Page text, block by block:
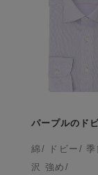
パープルのド
綿/ ドビー/
沢 強め/